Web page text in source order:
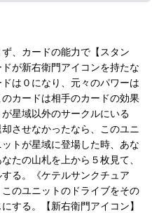
、カードの能力で【スタン
が新右衛門アイコンを持たな
は０になり、元々のパワーは
カードは相手のカードの効果
星域以外のサークルにいる
させなかったなら、このユニ
トが星域に登場した時、あな
たの山札を上から５枚見て、
る。《ケテルサンクチュア
のユニットのドライブをその
する。【新右衛門アイコン】